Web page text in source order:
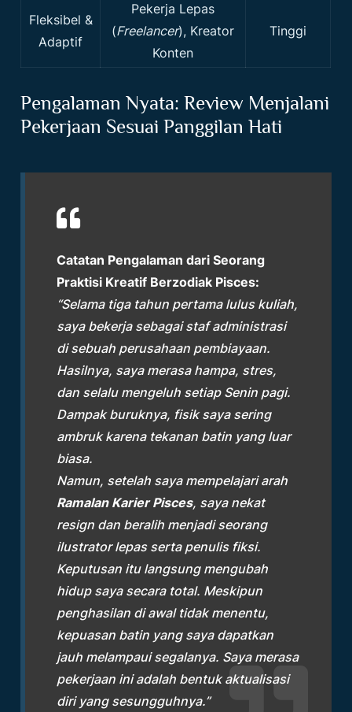
Fleksibel &
Adaptif
Pekerja Lepas
(Freelancer), Kreator
Konten
Tinggi
Pengalaman Nyata: Review Menjalani
Pekerjaan Sesuai Panggilan Hati
Catatan Pengalaman dari Seorang
Praktisi Kreatif Berzodiak Pisces:
“Selama tiga tahun pertama lulus kuliah,
saya bekerja sebagai staf administrasi
di sebuah perusahaan pembiayaan.
Hasilnya, saya merasa hampa, stres,
dan selalu mengeluh setiap Senin pagi.
Dampak buruknya, fisik saya sering
ambruk karena tekanan batin yang luar
biasa.
Namun, setelah saya mempelajari arah
Ramalan Karier Pisces, saya nekat
resign dan beralih menjadi seorang
ilustrator lepas serta penulis fiksi.
Keputusan itu langsung mengubah
hidup saya secara total. Meskipun
penghasilan di awal tidak menentu,
kepuasan batin yang saya dapatkan
jauh melampaui segalanya. Saya merasa
pekerjaan ini adalah bentuk aktualisasi
diri yang sesungguhnya.”